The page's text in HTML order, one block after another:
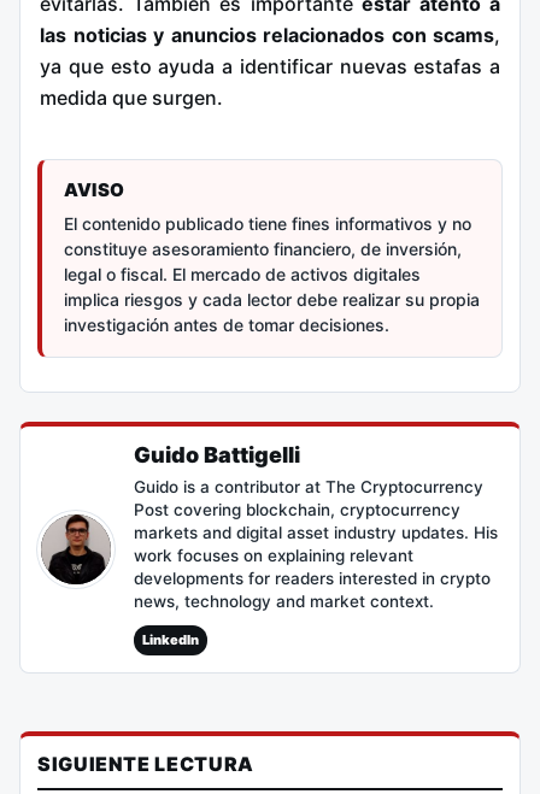
las noticias y anuncios relacionados con scams,
ya que esto ayuda a identificar nuevas estafas a
medida que surgen.
AVISO
El contenido publicado tiene fines informativos y no
constituye asesoramiento financiero, de inversión,
legal o fiscal. El mercado de activos digitales
implica riesgos y cada lector debe realizar su propia
investigación antes de tomar decisiones.
Guido Battigelli
Guido is a contributor at The Cryptocurrency
Post covering blockchain, cryptocurrency
markets and digital asset industry updates. His
work focuses on explaining relevant
developments for readers interested in crypto
news, technology and market context.
LinkedIn
SIGUIENTE LECTURA